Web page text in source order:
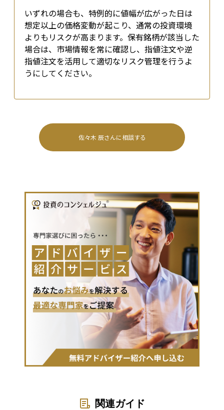
いずれの場合も、特例的に値幅が広がった日は
想定以上の価格変動が起こり、通常の投資環境
よりもリスクが高まります。保有銘柄が該当した
場合は、市場情報を常に確認し、指値注文や逆
指値注文を活用して適切なリスク管理を行うよ
うにしてください。
佐々木 辰さんに相談する
関連ガイド